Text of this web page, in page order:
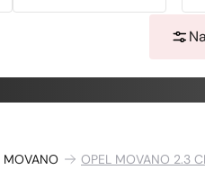
MOVANO OPEL MOVANO 2.3